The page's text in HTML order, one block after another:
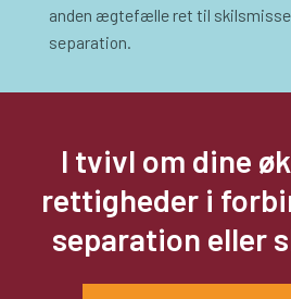
anden ægtefælle ret til
separation.
I tvivl om dine
rettigheder i
separation eller